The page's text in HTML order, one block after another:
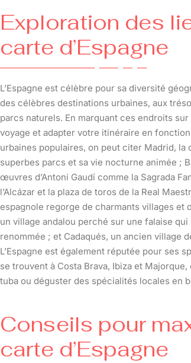
Exploration des
carte d’Espagne
L’Espagne est célèbre pour sa diversité
des célèbres destinations urbaines, aux
parcs naturels. En marquant ces endroits
voyage et adapter votre itinéraire en
urbaines populaires, on peut citer Madrid, la
superbes parcs et sa vie nocturne animée ;
œuvres d’Antoni Gaudí comme la Sagrada
l’Alcázar et la plaza de toros de la Real
espagnole regorge de charmants villages et
un village andalou perché sur une falaise
renommée ; et Cadaqués, un ancien village
L’Espagne est également réputée pour ses
se trouvent à Costa Brava, Ibiza et
tuba ou déguster des spécialités locales en
Conseils pour
carte d’Espagne